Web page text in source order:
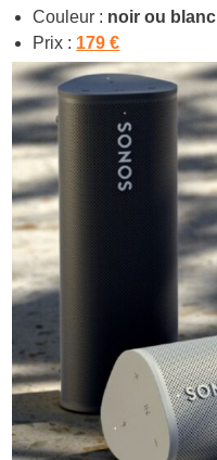
Couleur : noir ou blanc
Prix : 179 €